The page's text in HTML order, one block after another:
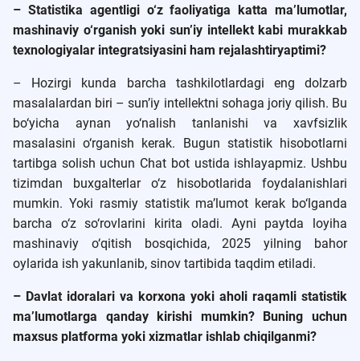
– Statistika agentligi o‘z faoliyatiga katta ma’lumotlar,
mashinaviy o‘rganish yoki sun’iy intellekt kabi murakkab
texnologiyalar integratsiyasini ham rejalashtiryaptimi?
– Hozirgi kunda barcha tashkilotlardagi eng dolzarb
masalalardan biri – sun’iy intellektni sohaga joriy qilish. Bu
bo‘yicha aynan yo‘nalish tanlanishi va xavfsizlik
masalasini o‘rganish kerak. Bugun statistik hisobotlarni
tartibga solish uchun Chat bot ustida ishlayapmiz. Ushbu
tizimdan buxgalterlar o‘z hisobotlarida foydalanishlari
mumkin. Yoki rasmiy statistik ma’lumot kerak bo‘lganda
barcha o‘z so‘rovlarini kirita oladi. Ayni paytda loyiha
mashinaviy o‘qitish bosqichida, 2025 yilning bahor
oylarida ish yakunlanib, sinov tartibida taqdim etiladi.
– Davlat idoralari va korxona yoki aholi raqamli statistik
ma’lumotlarga qanday kirishi mumkin? Buning uchun
maxsus platforma yoki xizmatlar ishlab chiqilganmi?